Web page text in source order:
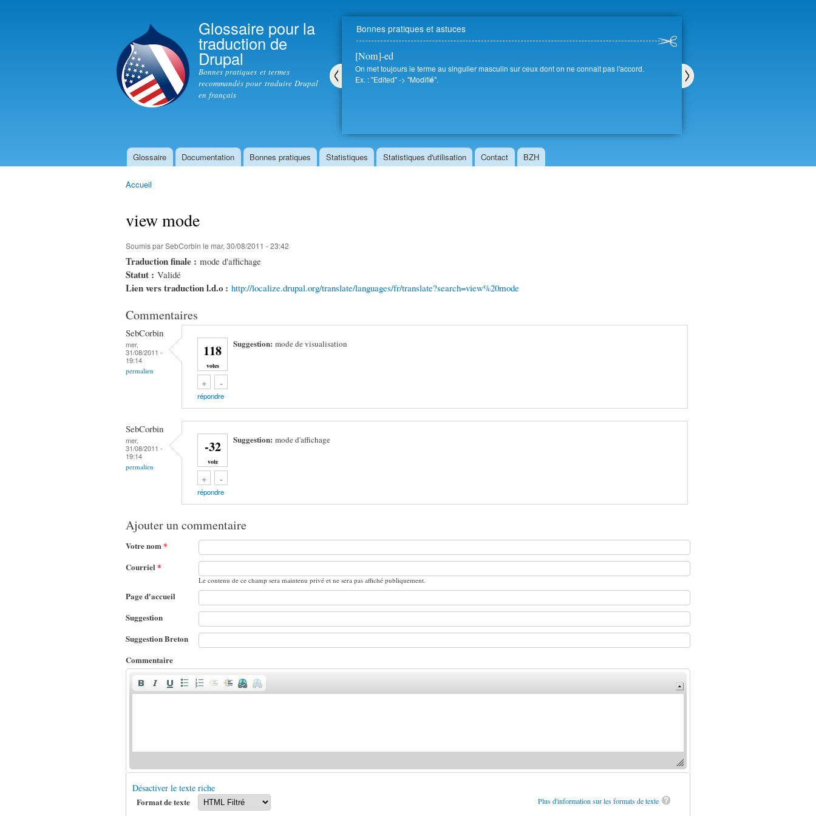
contenu
principal
Glossaire pour la
traduction de
Drupal
Bonnes pratiques et termes
recommandés pour traduire Drupal
en français
Bonnes pratiques et astuces
[Nom]-ed
On met toujours le terme au singulier masculin sur ceux dont on ne connait pas l'accord.
Ex. : "Edited" -> "Modifié".
Menu principal
Glossaire Documentation Bonnes pratiques Statistiques Statistiques d'utilisation Contact BZH
Accueil
view mode
Soumis parSebCorbin le mar, 30/08/2011 - 23:42
Traduction finale : mode d'affichage
Statut : Validé
Lien vers traduction l.d.o : http://localize.drupal.org/translate/languages/fr/translate?search=view%20mode
Commentaires
SebCorbin
mer,
31/08/2011 -
19:14
permalien
118
votes
+
Vote up!-
Vote down!
Suggestion:mode de visualisation
répondre
SebCorbin
mer,
31/08/2011 -
19:14
permalien
-32
vote
+
Vote up!-
Vote down!
Suggestion:mode d'affichage
répondre
Ajouter un commentaire
Votre nom*
Courriel *
Le contenu de ce champ sera maintenu privé et ne sera pas affiché publiquement.
Page d'accueil
Suggestion
Suggestion Breton
Commentaire
Désactiver le texte riche
Plus d'information sur les formats de texte
Format de texte